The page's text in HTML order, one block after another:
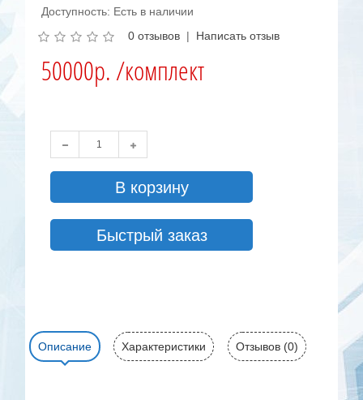
Доступность: Есть в наличии
0 отзывов | Написать отзыв
50000р. /комплект
В корзину
Быстрый заказ
Описание Характеристики Отзывов (0)